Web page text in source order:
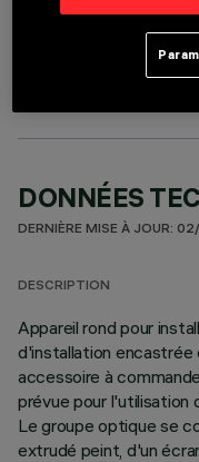
DONNÉES
DERNIÈRE MISE À JOUR:
DESCRIPTION
Appareil rond pour
d'installation encastrée
accessoire à
prévue pour l'utilisation
Le groupe optique se
extrudé peint, d'un